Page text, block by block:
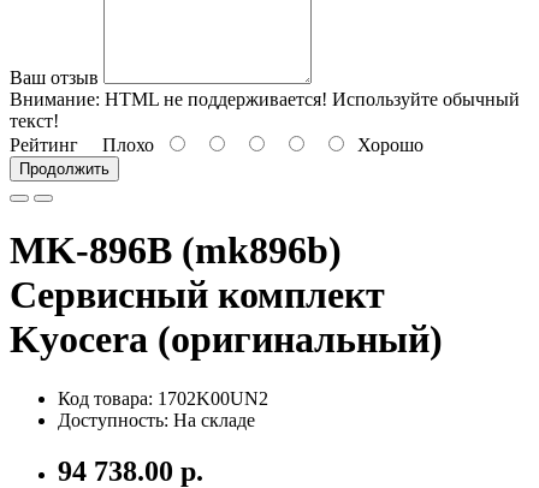
Ваш отзыв
Внимание: HTML не поддерживается! Используйте обычный
текст!
Рейтинг Плохо Хорошо
Продолжить
MK-896B (mk896b)
Сервисный комплект
Kyocera (оригинальный)
Код товара: 1702K00UN2
Доступность: На складе
94 738.00 р.